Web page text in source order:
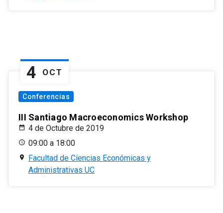
4 OCT
Conferencias
III Santiago Macroeconomics Workshop
4 de Octubre de 2019
09:00 a 18:00
Facultad de Ciencias Económicas y
Administrativas UC